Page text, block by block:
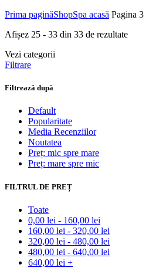
Prima paginăShopSpa acasă Pagina 3
Afișez 25 - 33 din 33 de rezultate
Vezi categorii
Filtrare
Filtrează după
Default
Popularitate
Media Recenziilor
Noutatea
Preț: mic spre mare
Preț: mare spre mic
FILTRUL DE PREȚ
Toate
0,00 lei - 160,00 lei
160,00 lei - 320,00 lei
320,00 lei - 480,00 lei
480,00 lei - 640,00 lei
640,00 lei +